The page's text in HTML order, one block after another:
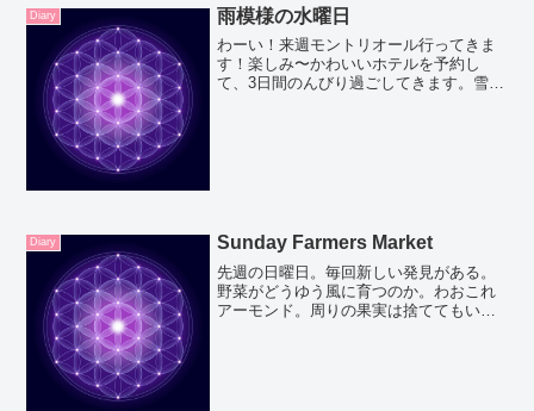
Diary 雨模様の水曜日
わーい！来週モントリオール行ってきま
す！楽しみ〜かわいいホテルを予約し
て、3日間のんびり過ごしてきます。雪も
Diary Sunday Farmers Market
先週の日曜日。毎回新しい発見がある。
野菜がどうゆう風に育つのか。わおこれ
アーモンド。周りの果実は捨ててもいい